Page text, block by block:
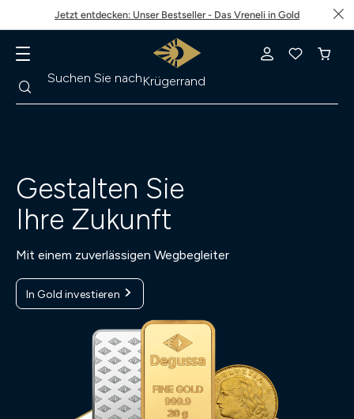
Jetzt entdecken: Unser Bestseller - Das Vreneli in Gold
Suchen Sie nachKrügerrand
Gestalten Sie
Ihre Zukunft
Mit einem zuverlässigen Wegbegleiter
In Gold investieren